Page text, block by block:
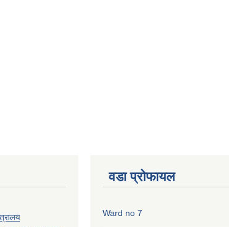
वडा प्रोफायल
Ward no 7